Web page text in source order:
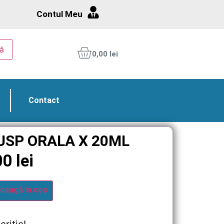
Contul Meu
0,00 lei
Contact
ORALA X 20ML
lei
în coș